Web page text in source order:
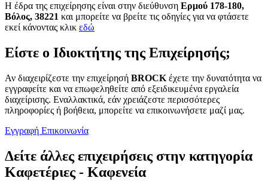
H έδρα της επιχείρησης είναι στην διεύθυνση Ερμού 178-180,
Βόλος, 38221 και μπορείτε να βρείτε τις οδηγίες για να φτάσετε
εκεί κάνοντας κλικ εδώ
Είστε ο Ιδιοκτήτης της Επιχείρησής;
Αν διαχειρίζεστε την επιχείρησή BROCK έχετε την δυνατότητα να
εγγραφείτε και να επωφεληθείτε από εξειδικευμένα εργαλεία
διαχείρισης. Εναλλακτικά, εάν χρειάζεστε περισσότερες
πληροφορίες ή βοήθεια, μπορείτε να επικοινωνήσετε μαζί μας.
Εγγραφή Επικοινωνία
Δείτε άλλες επιχειρήσεις στην κατηγορία
Καφετέριες - Καφενεία